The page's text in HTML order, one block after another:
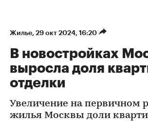
Жилье⁠, 29 окт 2024, 16:20
В новостройках
выросла доля
отделки
Увеличение на первичном
жилья Москвы доли